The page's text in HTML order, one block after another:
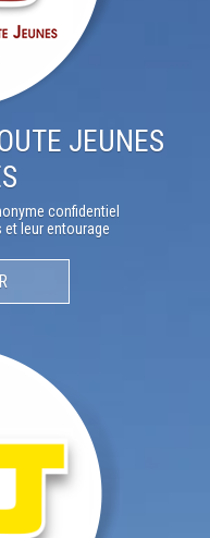
JEUNES
confidentiel
leur entourage